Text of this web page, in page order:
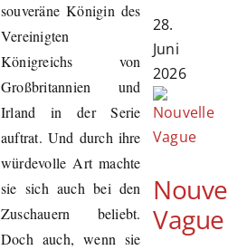
souveräne Königin des
Vereinigten
Königreichs von
Großbritannien und
Irland in der Serie
auftrat. Und durch ihre
würdevolle Art machte
sie sich auch bei den
Zuschauern beliebt.
Doch auch, wenn sie
28.
Juni
2026
Vague